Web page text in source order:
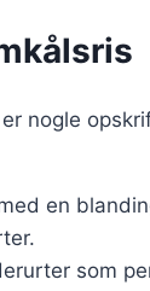
nogle
en
som